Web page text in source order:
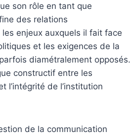
son rôle en tant que
des relations
enjeux auxquels il fait face
et les exigences de la
diamétralement opposés.
constructif entre les
l’intégrité de l’institution
de la communication